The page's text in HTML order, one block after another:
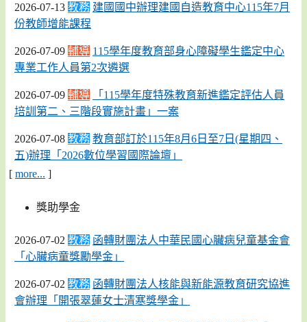
2026-07-13 教務 建國國中辦理建國自造教育中心115年7月
份教師增能課程
2026-07-09 輔導 115學年度教育部身心障礙學生鑑定中心
專業工作人員第2次遴選
2026-07-09 輔導
「115學年度特殊教育新進鑑定評估人員
培訓第二、三階段實施計畫」一案
2026-07-08 教務 教育部訂於115年8月6日至7日(星期四、
五)辦理「2026數位學習國際論壇」
[ more... ]
獎助學金
2026-07-02 教務 函轉財團法人中華民國心臟病兒童基金會
「心臟病童獎勵學金」
2026-07-02 教務 函轉財團法人核能與新能源教育研究協進
會辦理「開張翠蓮女士清寒獎學金」